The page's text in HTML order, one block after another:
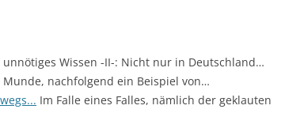
unnötiges Wissen -II-: Nicht nur in Deutschland…
nachfolgend ein Beispiel von…
Im Falle eines Falles, nämlich der geklauten